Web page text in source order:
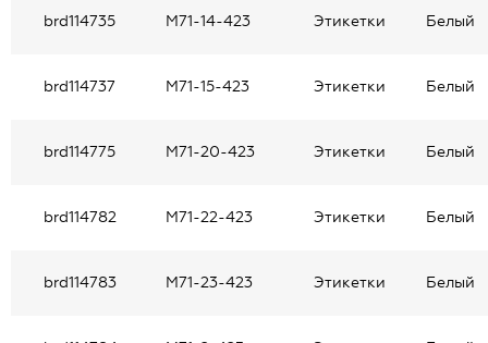
brd114735 M71-14-423 Этикетки Белый
brd114737 M71-15-423 Этикетки Белый
brd114775 M71-20-423 Этикетки Белый
brd114782 M71-22-423 Этикетки Белый
brd114783 M71-23-423 Этикетки Белый